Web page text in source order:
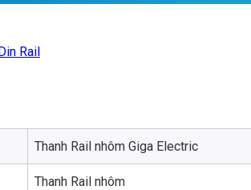
Rail
Thanh Rail nhôm Giga Electric
Thanh Rail nhôm